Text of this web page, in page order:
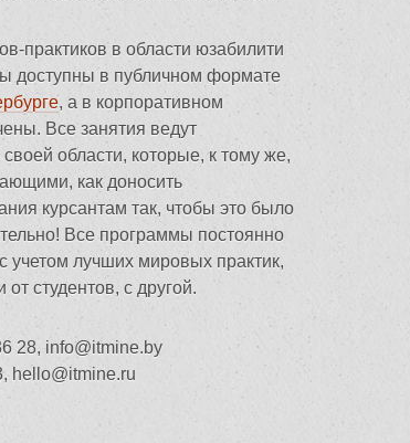
практиков в области юзабилити
доступны в публичном формате
, а в корпоративном
Все занятия ведут
области, которые, к тому же,
как доносить
курсантам так, чтобы это было
Все программы постоянно
учетом лучших мировых практик,
студентов, с другой.
28, info@itmine.by
hello@itmine.ru